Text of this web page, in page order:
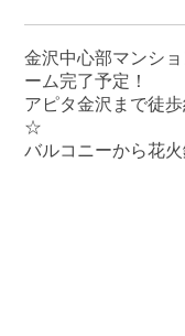
金沢中心部マンシ
ーム完了予定！
アピタ金沢まで徒
☆
バルコニーから花